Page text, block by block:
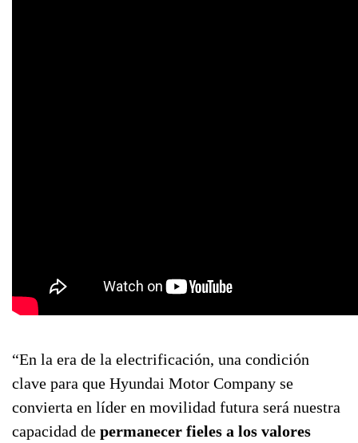
“En la era de la electrificación, una condición
clave para que Hyundai Motor Company se
convierta en líder en movilidad futura será nuestra
capacidad de permanecer fieles a los valores